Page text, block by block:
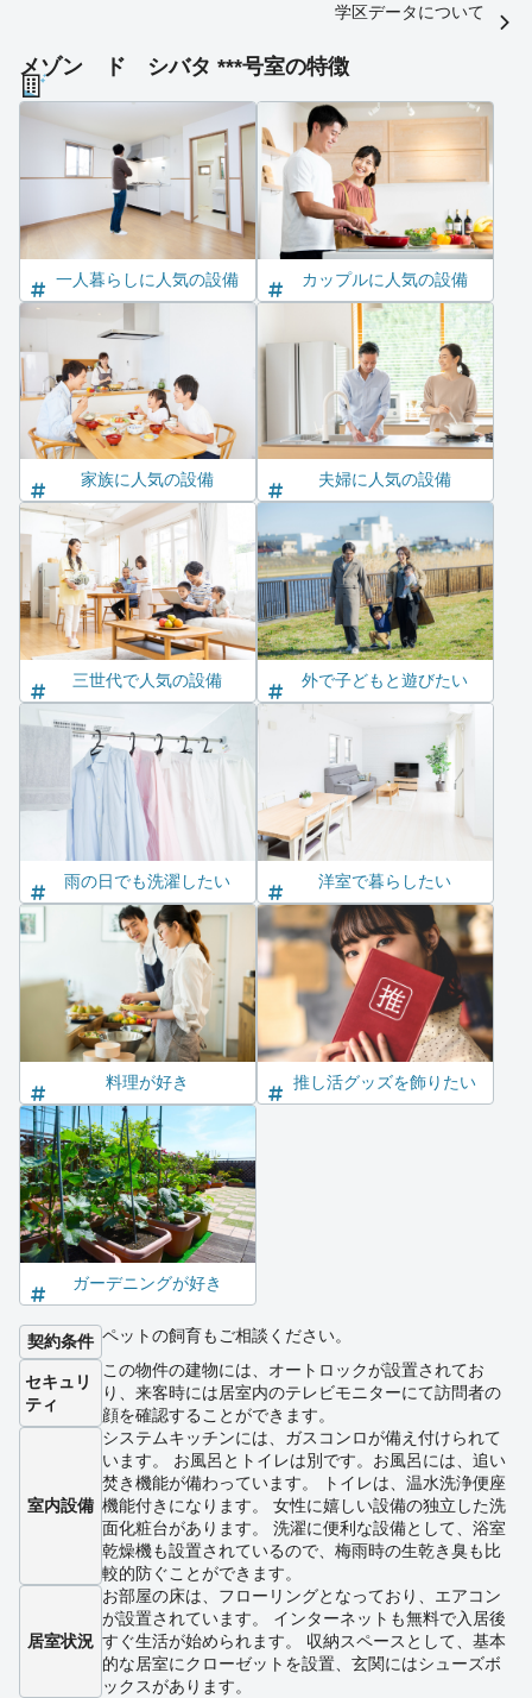
学区データについて
メゾン ド シバタ ***号室の特徴
一人暮らしに人気の設備 カップルに人気の設備
家族に人気の設備 夫婦に人気の設備
三世代で人気の設備 外で子どもと遊びたい
雨の日でも洗濯したい 洋室で暮らしたい
料理が好き 推し活グッズを飾りたい
ガーデニングが好き
契約条件 ペットの飼育もご相談ください。
セキュリ
ティ
この物件の建物には、オートロックが設置されてお
り、来客時には居室内のテレビモニターにて訪問者の
顔を確認することができます。
室内設備
システムキッチンには、ガスコンロが備え付けられて
います。 お風呂とトイレは別です。お風呂には、追い
焚き機能が備わっています。 トイレは、温水洗浄便座
機能付きになります。 女性に嬉しい設備の独立した洗
面化粧台があります。 洗濯に便利な設備として、浴室
乾燥機も設置されているので、梅雨時の生乾き臭も比
較的防ぐことができます。
居室状況
お部屋の床は、フローリングとなっており、エアコン
が設置されています。 インターネットも無料で入居後
すぐ生活が始められます。 収納スペースとして、基本
的な居室にクローゼットを設置、玄関にはシューズボ
ックスがあります。